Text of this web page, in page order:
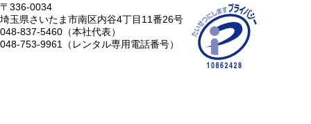
〒336-0034
埼玉県さいたま市南区内谷4丁目11番26号
048-837-5460（本社代表）
048-753-9961（レンタル専用電話番号）